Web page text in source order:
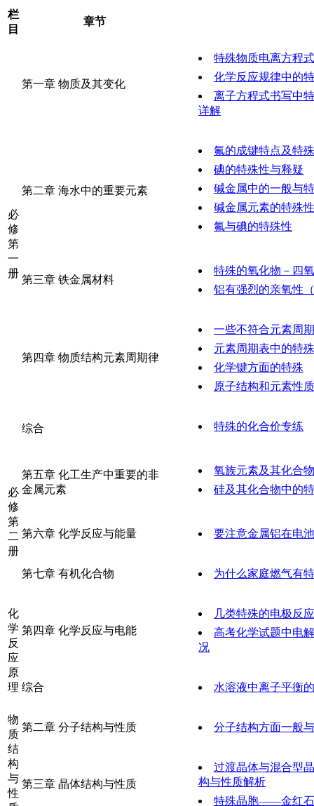
栏
目
章节
必
修
第
一
册
第一章 物质及其变化
特殊物质电离方程
化学反应规律中的
离子方程式书写中
详解
第二章 海水中的重要元素
氟的成键特点及特
碘的特殊性与释疑
碱金属中的一般与
碱金属元素的特殊性
氟与碘的特殊性
第三章 铁金属材料
特殊的氧化物－四
铝有强烈的亲氧性
第四章 物质结构元素周期律
一些不符合元素周
元素周期表中的特
化学键方面的特殊
原子结构和元素性
综合 特殊的化合价专练
必
修
第
二
册
第五章 化工生产中重要的非
金属元素
氧族元素及其化合
硅及其化合物中的
第六章 化学反应与能量 要注意金属铝在电
第七章 有机化合物 为什么家庭燃气有
化
学
反
应
原
理
第四章 化学反应与电能
几类特殊的电极反
高考化学试题中电
况
综合 水溶液中离子平衡
物
质
结
构
与
性
第二章 分子结构与性质 分子结构方面一般
第三章 晶体结构与性质
过渡晶体与混合型
构与性质解析
特殊晶胞——金红石